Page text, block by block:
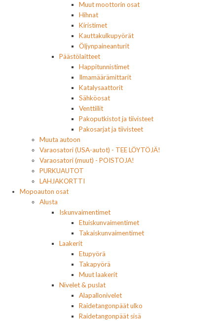
Muut moottorin osat
Hihnat
Kiristimet
Kauttakulkupyörät
Öljynpaineanturit
Päästölaitteet
Happitunnistimet
Ilmamäärämittarit
Katalysaattorit
Sähköosat
Venttiilit
Pakoputkistot ja tiivisteet
Pakosarjat ja tiivisteet
Muuta autoon
Varaosatori (USA-autot) - TEE LÖYTÖJÄ!
Varaosatori (muut) - POISTOJA!
PURKUAUTOT
LAHJAKORTTI
Mopoauton osat
Alusta
Iskunvaimentimet
Etuiskunvaimentimet
Takaiskunvaimentimet
Laakerit
Etupyörä
Takapyörä
Muut laakerit
Nivelet & puslat
Alapallonivelet
Raidetangonpäät ulko
Raidetangonpäät sisä